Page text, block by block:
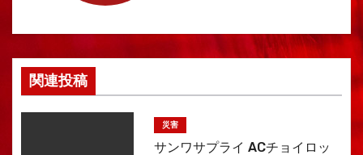
関連投稿
災害
サンワサプライ ACチョイロッ